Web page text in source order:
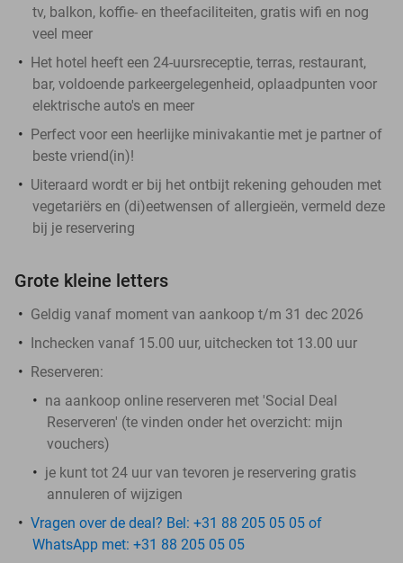
tv, balkon, koffie- en theefaciliteiten, gratis wifi en nog
veel meer
Het hotel heeft een 24-uursreceptie, terras, restaurant,
bar, voldoende parkeergelegenheid, oplaadpunten voor
elektrische auto's en meer
Perfect voor een heerlijke minivakantie met je partner of
beste vriend(in)!
Uiteraard wordt er bij het ontbijt rekening gehouden met
vegetariërs en (di)eetwensen of allergieën, vermeld deze
bij je reservering
Grote kleine letters
Geldig vanaf moment van aankoop t/m 31 dec 2026
Inchecken vanaf 15.00 uur, uitchecken tot 13.00 uur
Reserveren:
na aankoop online reserveren met 'Social Deal
Reserveren' (te vinden onder het overzicht: mijn
vouchers)
je kunt tot 24 uur van tevoren je reservering gratis
annuleren of wijzigen
Vragen over de deal? Bel: +31 88 205 05 05 of
WhatsApp met: +31 88 205 05 05